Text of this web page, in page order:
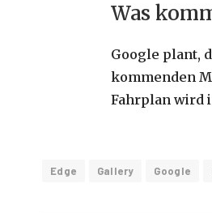
Was
Google plant,
kommenden
Fahrplan wird
Edge Gallery Google